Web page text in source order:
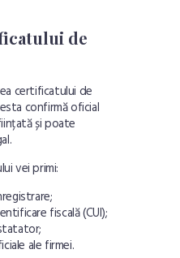
de
certificatului de
confirmă oficial
și poate
vei primi:
fiscală (CUI);
ale firmei.